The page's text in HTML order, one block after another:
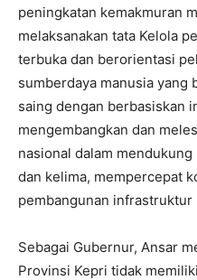
peningkatan kemakmuran
melaksanakan tata Kelola
terbuka dan berorientasi
sumberdaya manusia yang
saing dengan berbasiskan
mengembangkan dan
nasional dalam
dan kelima, mempercepat
pembangunan infrastruktur
Sebagai Gubernur, Ansar
Provinsi Kepri tidak